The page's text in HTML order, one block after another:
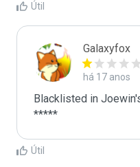
Útil
Galaxyfox
há 17 anos
Blacklisted in
*****
Útil